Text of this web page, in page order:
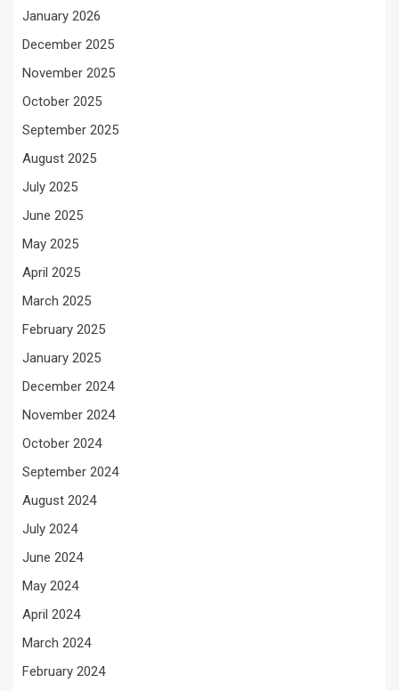
January 2026
December 2025
November 2025
October 2025
September 2025
August 2025
July 2025
June 2025
May 2025
April 2025
March 2025
February 2025
January 2025
December 2024
November 2024
October 2024
September 2024
August 2024
July 2024
June 2024
May 2024
April 2024
March 2024
February 2024